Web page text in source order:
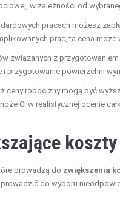
w zależności od
pracach możesz
prac, ta cena może
związanych z
i przygotowanie powierzchni
ceny robocizny mogą być
Ci w realistycznej ocenie
prowadzą do zwiększenia
do wyboru